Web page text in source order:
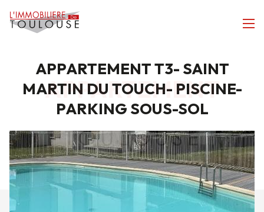
APPARTEMENT T3- SAINT
MARTIN DU TOUCH- PISCINE-
PARKING SOUS-SOL
APPARTEMENT